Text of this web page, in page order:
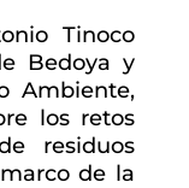
Tinoco
Bedoya y
Ambiente,
los retos
residuos
de la